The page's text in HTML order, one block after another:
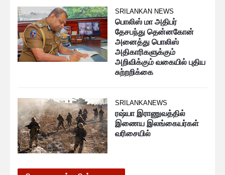
SRILANKAN NEWS
பொலிஸ் மா அதிபர்
தேசபந்து தென்னகோன்
அனைத்து பொலிஸ்
அதிகாரிகளுக்கும்
அறிவிக்கும் வகையில் புதிய
சுற்றறிக்கை
SRILANKANEWS
ரஷ்யா இராணுவத்தில்
இணைய இலங்கையர்கள்
வரிசையில்